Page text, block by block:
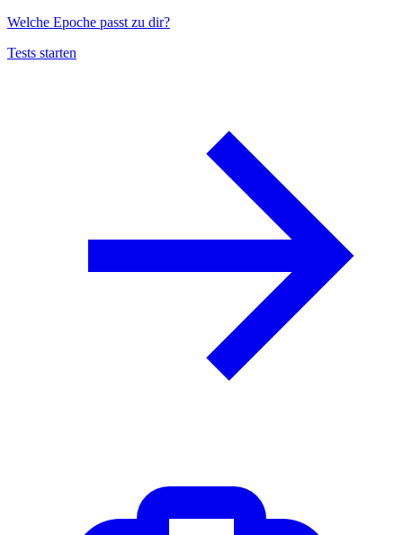
Welche Epoche passt zu dir?
Tests starten